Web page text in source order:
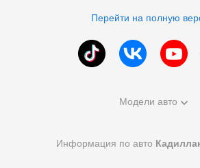
Перейти на полную
Модели авто
Информация по авто